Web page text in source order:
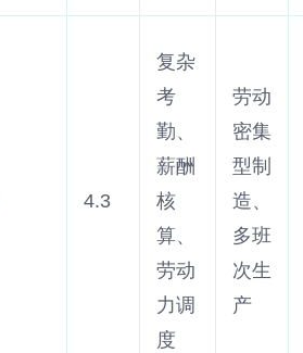
4.3
复杂
考
勤、
薪酬
核
算、
劳动
力调
度
劳动
密集
型制
造、
多班
次生
产